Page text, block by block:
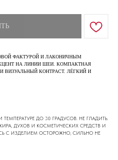
ФАКТУРОЙ И ЛАКОНИЧНЫМ
НА ЛИНИИ ШЕИ. КОМПАКТНАЯ
ВИЗУАЛЬНЫЙ КОНТРАСТ. ЛЁГКИЙ И
ДО 30 ГРАДУСОВ. НЕ ГЛАДИТЬ.
ДУХОВ И КОСМЕТИЧЕСКИХ СРЕДСТВ И
С ИЗДЕЛИЕМ ОСТОРОЖНО, СИЛЬНО НЕ